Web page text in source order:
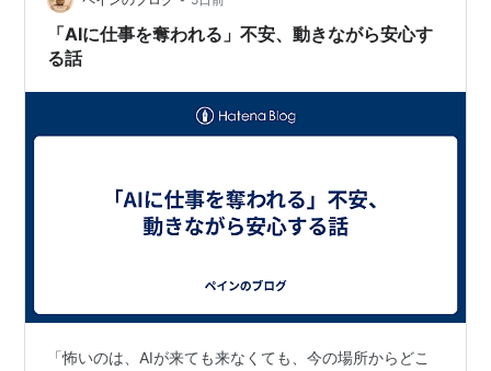
「AIに仕事を奪われる」不安、動きながら安心す
る話
「怖いのは、AIが来ても来なくても、今の場所からどこ